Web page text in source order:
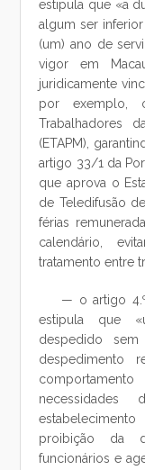
estipula que «a
algum ser
(um) ano de
vigor em
juridicamente
por exemplo,
Trabalhadores
(ETAPM),
artigo 33/1 da
que aprova o
de Teledifusão
férias
calendário,
tratamento entre
— o artigo
estipula que
despedido
despedimento
necessidades
proibição da
funcionários e